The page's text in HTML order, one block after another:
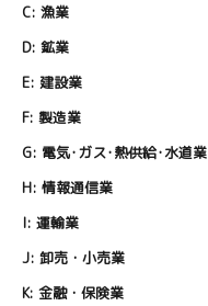
C: 漁業
D: 鉱業
E: 建設業
F: 製造業
G: 電気･ガス･熱供給･水道業
H: 情報通信業
I: 運輸業
J: 卸売・小売業
K: 金融・保険業